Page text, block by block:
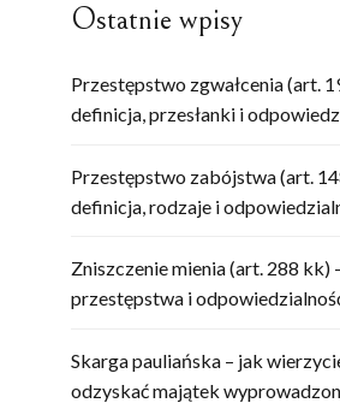
Ostatnie wpisy
Przestępstwo zgwałcenia (art.
definicja, przesłanki i
Przestępstwo zabójstwa (art.
definicja, rodzaje i
Zniszczenie mienia (art. 288 kk)
przestępstwa i
Skarga pauliańska – jak
odzyskać majątek